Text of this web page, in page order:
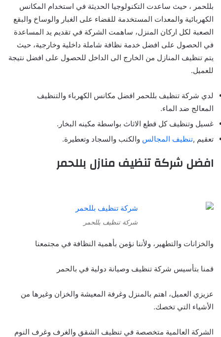
بللحمر ، حيث ساعدت التكنولوجيا الحديثة في استخدام المكانس
الكهربائية والمعدات المستخدمة للقضاء على الغبار والوساخ والبقع
الصعبة لكل اركان المنزل، ساهمت الشركة في تقديم يد المساعدة
في الحصول على افضل خدمة نظافة شاملة داخلية وخارجية، حيث
يتم تنظيف المنازل من الخارج الى الداخل للحصول على افضل نتيجة
للعميل.
لدي شركة تنظيف بللحمر افضل مكانس الكهرباء والتنظيف
المعالج ضد الماء.
غسيل وتنظيف كل قطع الاثاث بواسطة مكينه البخار.
تعقيم ,تنظيف المجالس والكنب والسجاد وتعطيرة.
افضل شركة تنظيف منازل بللحمر
شركة تنظيف بللحمر
والخزانات والتطهير، ولأننا نؤمن بأهمية النظافة في مجتمعنا
قمنا بتأسيس شركة تنظيف وصيانة دولية في بالحمر
عزيزي العميل، اهتم بالمنزل وغرفة المعيشة والخزان وغيرها من
الأشياء التي تخصك.
الشركة العالمية متخصصة في تنظيف الشقق والغرف وغرف النوم